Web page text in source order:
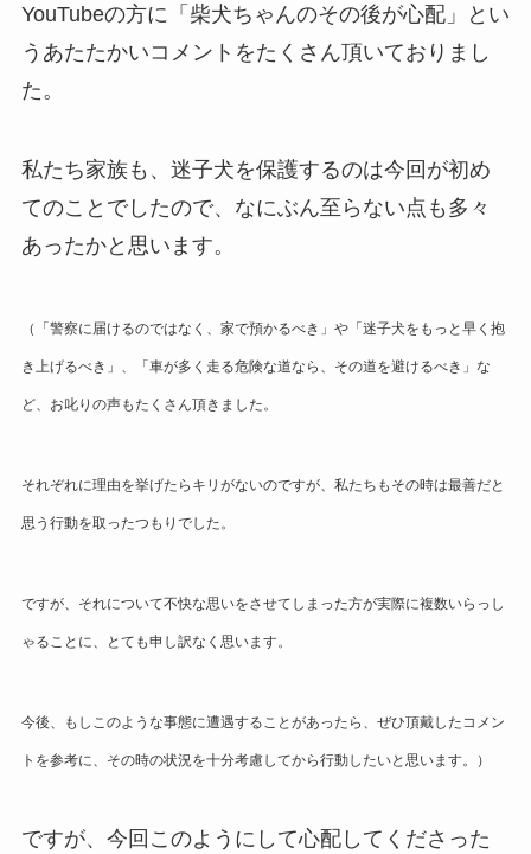
YouTubeの方に「柴犬ちゃんのその後が心配」とい
うあたたかいコメントをたくさん頂いておりまし
た。
私たち家族も、迷子犬を保護するのは今回が初め
てのことでしたので、なにぶん至らない点も多々
あったかと思います。
（「警察に届けるのではなく、家で預かるべき」や「迷子犬をもっと早く抱
き上げるべき」、「車が多く走る危険な道なら、その道を避けるべき」な
ど、お叱りの声もたくさん頂きました。
それぞれに理由を挙げたらキリがないのですが、私たちもその時は最善だと
思う行動を取ったつもりでした。
ですが、それについて不快な思いをさせてしまった方が実際に複数いらっし
ゃることに、とても申し訳なく思います。
今後、もしこのような事態に遭遇することがあったら、ぜひ頂戴したコメン
トを参考に、その時の状況を十分考慮してから行動したいと思います。）
ですが、今回このようにして心配してくださった